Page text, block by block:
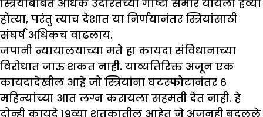
स्त्रियांबाबत अधिक उदारतेच्या गोष्टी समोर यायला हव्या
होत्या, परंतु त्याच देशात या निर्णयानंतर स्त्रियांसाठी
संघर्ष अधिकच वाढलाय.
जपानी न्यायालयाच्या मते हा कायदा संविधानाच्या
विरोधात जाऊ शकत नाही. याव्यतिरिक्त अजून एक
कायदादेखील आहे जो स्त्रियांना घटस्फोटानंतर ६
महिन्यांच्या आत लग्न करायला सहमती देत नाही. हे
दोन्ही कायदे १९व्या शतकातील आहेत जे अजूनही बदलले